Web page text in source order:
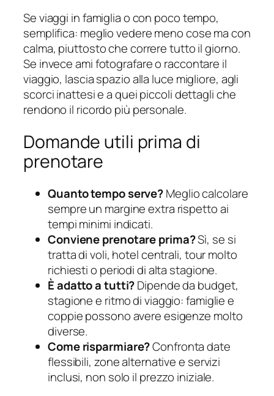
Se viaggi in famiglia o con poco tempo,
semplifica: meglio vedere meno cose ma con
calma, piuttosto che correre tutto il giorno.
Se invece ami fotografare o raccontare il
viaggio, lascia spazio alla luce migliore, agli
scorci inattesi e a quei piccoli dettagli che
rendono il ricordo più personale.
Domande utili prima di
prenotare
Quanto tempo serve?Meglio calcolare
sempre un margine extra rispetto ai
tempi minimi indicati.
Conviene prenotare prima?Sì, se si
tratta di voli, hotel centrali, tour molto
richiesti o periodi di alta stagione.
È adatto a tutti?Dipende da budget,
stagione e ritmo di viaggio: famiglie e
coppie possono avere esigenze molto
diverse.
Come risparmiare?Confronta date
flessibili, zone alternative e servizi
inclusi, non solo il prezzo iniziale.